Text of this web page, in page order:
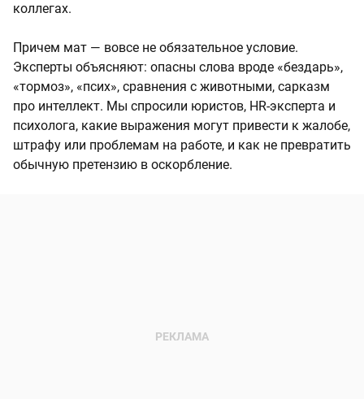
коллегах.
Причем мат — вовсе не обязательное условие.
Эксперты объясняют: опасны слова вроде «бездарь»,
«тормоз», «псих», сравнения с животными, сарказм
про интеллект. Мы спросили юристов, HR-эксперта и
психолога, какие выражения могут привести к жалобе,
штрафу или проблемам на работе, и как не превратить
обычную претензию в оскорбление.